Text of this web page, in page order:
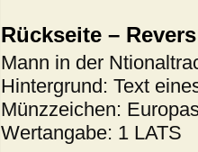
Rückseite – Revers
Mann in der
Hintergrund: Text
Münzzeichen:
Wertangabe: 1 LATS